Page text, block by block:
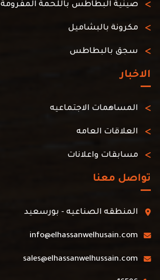
صينية البطاطس باللحمة المفرومة
مكرونة بالبشاميل
سجق بالبطاطس
الاخبار
المساهمات الاجتماعيه
العلاقات العامه
مسابقات واعلانات
تواصل معنا
المنطقه الصناعيه - بورسعيد
info@elhassanwelhusain.com
sales@elhassanwelhussain.com